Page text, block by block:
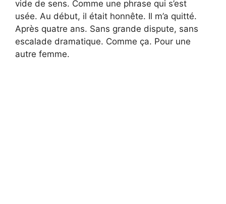
vide de sens. Comme une phrase qui s’est
usée. Au début, il était honnête. Il m’a quitté.
Après quatre ans. Sans grande dispute, sans
escalade dramatique. Comme ça. Pour une
autre femme.